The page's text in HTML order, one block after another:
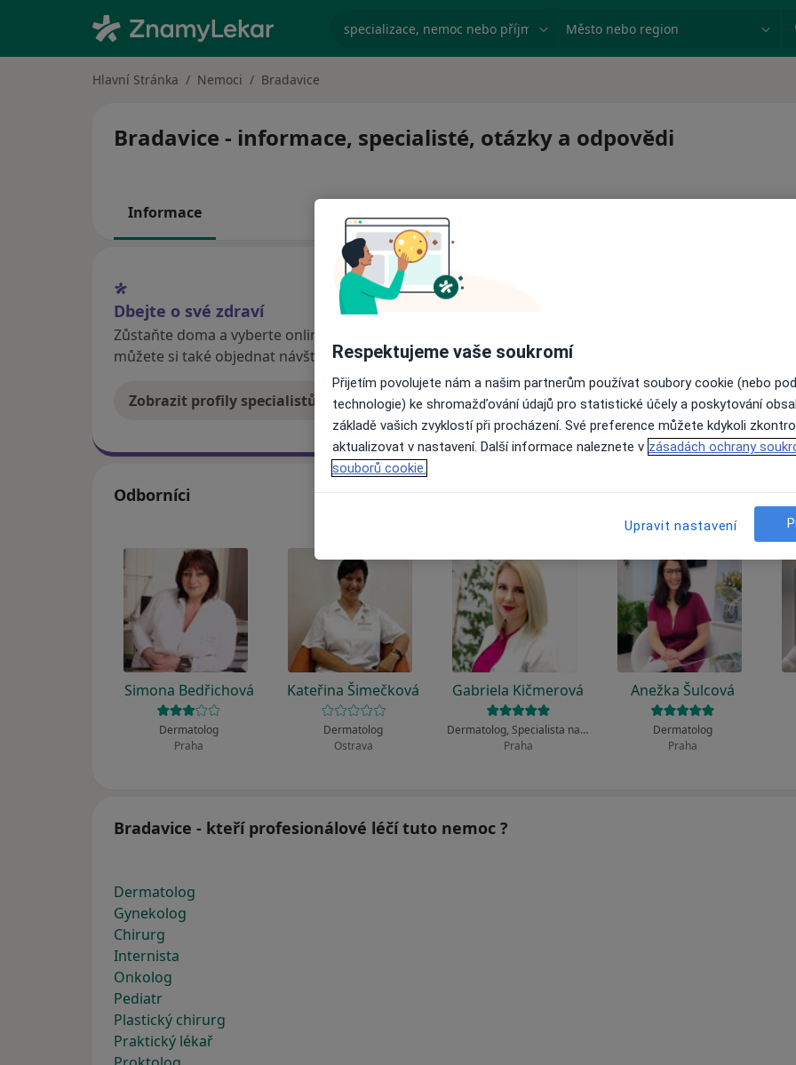
specializace, nemoc nebo příjmení Město nebo region
Hlavní Stránka Nemoci Bradavice
Bradavice - informace, specialisté, otázky a odpovědi
Informace
Dbejte o své zdraví
Zůstaňte doma a vyberte online konzultaci pro zahájení nebo pokračování léčby. Pokud to
můžete si také objednat návštěvu v ordinaci.
Zobrazit profily specialistů Jak to funguje?
Odborníci
Simona Bedřichová
Dermatolog
Praha
Kateřina Šimečková
Dermatolog
Ostrava
Gabriela Kičmerová
Dermatolog, Specialista na estetickou medicínu
Praha
Anežka Šulcová
Dermatolog
Praha
Bradavice - kteří profesionálové léčí tuto nemoc ?
Dermatolog
Gynekolog
Chirurg
Internista
Onkolog
Pediatr
Plastický chirurg
Praktický lékař
Respektujeme vaše soukromí
Přijetím povolujete nám a našim partnerům používat soubory cookie (nebo
technologie) ke shromažďování údajů pro statistické účely a poskytování
základě vašich zvyklostí při procházení. Své preference můžete kdykoli
aktualizovat v nastavení. Další informace naleznete v zásadách ochrany
souborů cookie.
Upravit nastavení